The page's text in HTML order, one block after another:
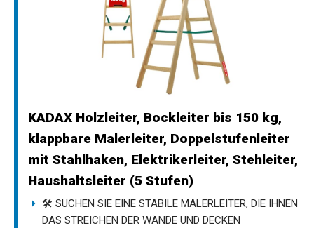
KADAX Holzleiter, Bockleiter bis 150 kg,
klappbare Malerleiter, Doppelstufenleiter
mit Stahlhaken, Elektrikerleiter, Stehleiter,
Haushaltsleiter (5 Stufen)
🛠️ SUCHEN SIE EINE STABILE MALERLEITER, DIE IHNEN
DAS STREICHEN DER WÄNDE UND DECKEN